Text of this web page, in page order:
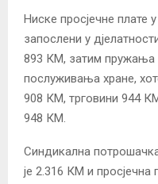
Ниске просјечне плате
запослени у
893 КМ, затим пружања
послуживања хране,
908 КМ, трговини 944
948 КМ.
Синдикална
је 2.316 КМ и просјечна